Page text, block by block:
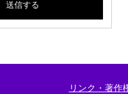
リンク・著作